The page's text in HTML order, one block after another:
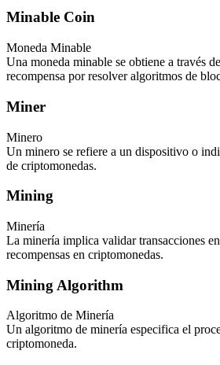
Minable Coin
Moneda Minable
Una moneda minable se obtiene a través
recompensa por resolver algoritmos de
Miner
Minero
Un minero se refiere a un dispositivo o
de criptomonedas.
Mining
Minería
La minería implica validar transacciones
recompensas en criptomonedas.
Mining Algorithm
Algoritmo de Minería
Un algoritmo de minería especifica el
criptomoneda.